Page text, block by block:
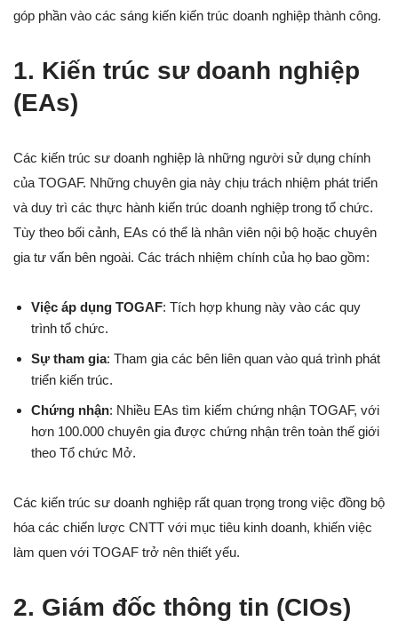
góp phần vào các sáng kiến kiến trúc doanh nghiệp thành công.
1. Kiến trúc sư doanh nghiệp
(EAs)
Các kiến trúc sư doanh nghiệp là những người sử dụng chính
của TOGAF. Những chuyên gia này chịu trách nhiệm phát triển
và duy trì các thực hành kiến trúc doanh nghiệp trong tổ chức.
Tùy theo bối cảnh, EAs có thể là nhân viên nội bộ hoặc chuyên
gia tư vấn bên ngoài. Các trách nhiệm chính của họ bao gồm:
Việc áp dụng TOGAF: Tích hợp khung này vào các quy
trình tổ chức.
Sự tham gia: Tham gia các bên liên quan vào quá trình phát
triển kiến trúc.
Chứng nhận: Nhiều EAs tìm kiếm chứng nhận TOGAF, với
hơn 100.000 chuyên gia được chứng nhận trên toàn thế giới
theo Tổ chức Mở.
Các kiến trúc sư doanh nghiệp rất quan trọng trong việc đồng bộ
hóa các chiến lược CNTT với mục tiêu kinh doanh, khiến việc
làm quen với TOGAF trở nên thiết yếu.
2. Giám đốc thông tin (CIOs)